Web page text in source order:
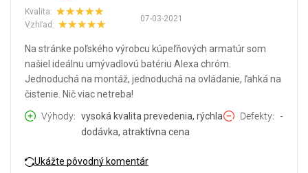
07-03-2021
Kvalita:
Vzhľad:
Na stránke poľského výrobcu kúpeľňových armatúr som
našiel ideálnu umývadlovú batériu Alexa chróm.
Jednoduchá na montáž, jednoduchá na ovládanie, ľahká na
čistenie. Nič viac netreba!
Výhody
vysoká kvalita prevedenia, rýchla
dodávka, atraktívna cena
Defekty -
Ukážte pôvodný komentár